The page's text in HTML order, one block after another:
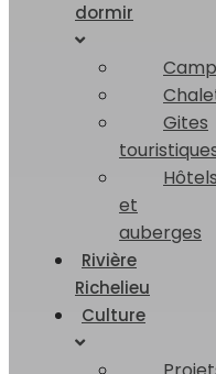
dormir
Gites
Hôtels
et
auberges
Rivière
Richelieu
Culture